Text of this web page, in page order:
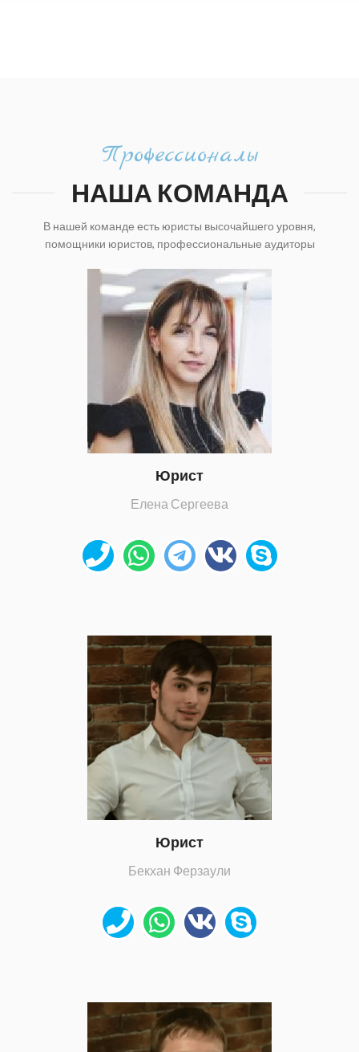
Профессионалы
НАША КОМАНДА
В нашей команде есть юристы высочайшего уровня,
помощники юристов, профессиональные аудиторы
Юрист
Елена Сергеева
Юрист
Бекхан Ферзаули